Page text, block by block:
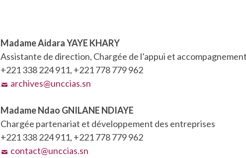
Madame Aidara YAYE KHARY
Assistante de direction, Chargée de l’appui et
+221 338 224 911, +221 778 779 962
archives@unccias.sn
Madame Ndao GNILANE NDIAYE
Chargée partenariat et développement des entreprises
+221 338 224 911, +221 778 779 962
contact@unccias.sn